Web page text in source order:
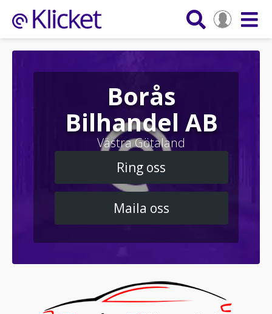
Borås
Bilhandel AB
Västra Götaland
Ring oss
Maila oss